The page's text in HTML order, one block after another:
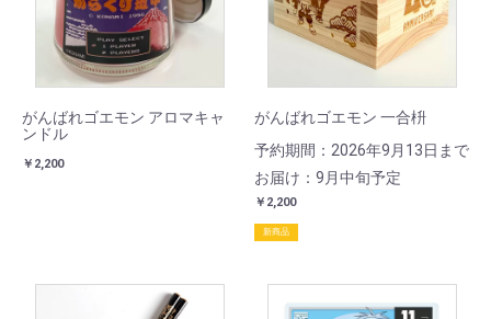
がんばれゴエモン アロマキャ
ンドル
￥2,200
がんばれゴエモン 一合枡
予約期間：2026年9月13日まで
お届け：9月中旬予定
￥2,200
新商品